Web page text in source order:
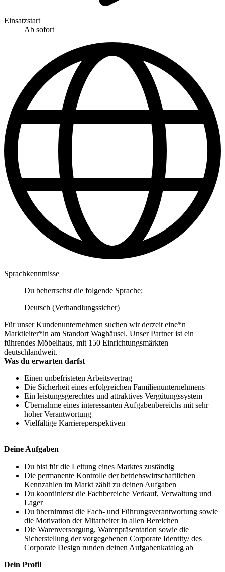
Einsatzstart
Ab sofort
Sprachkenntnisse
Du beherrschst die folgende Sprache:
Deutsch (Verhandlungssicher)
Für unser Kundenunternehmen suchen wir derzeit eine*n
Marktleiter*in am Standort Waghäusel. Unser Partner ist ein
führendes Möbelhaus, mit 150 Einrichtungsmärkten
deutschlandweit.
Was du erwarten darfst
Einen unbefristeten Arbeitsvertrag
Die Sicherheit eines erfolgreichen Familienunternehmens
Ein leistungsgerechtes und attraktives Vergütungssystem
Übernahme eines interessanten Aufgabenbereichs mit sehr
hoher Verantwortung
Vielfältige Karriereperspektiven
Deine Aufgaben
Du bist für die Leitung eines Marktes zuständig
Die permanente Kontrolle der betriebswirtschaftlichen
Kennzahlen im Markt zählt zu deinen Aufgaben
Du koordinierst die Fachbereiche Verkauf, Verwaltung und
Lager
Du übernimmst die Fach- und Führungsverantwortung sowie
die Motivation der Mitarbeiter in allen Bereichen
Die Warenversorgung, Warenpräsentation sowie die
Sicherstellung der vorgegebenen Corporate Identity/ des
Corporate Design runden deinen Aufgabenkatalog ab
Dein Profil